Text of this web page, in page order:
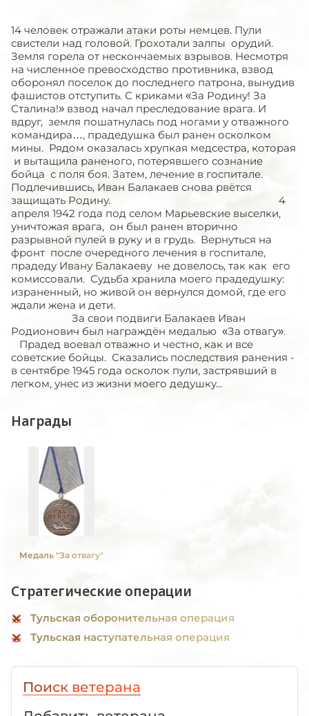
14 человек отражали атаки роты немцев. Пули
свистели над головой. Грохотали залпы орудий.
Земля горела от нескончаемых взрывов. Несмотря
на численное превосходство противника, взвод
оборонял поселок до последнего патрона, вынудив
фашистов отступить. С криками «За Родину! За
Сталина!» взвод начал преследование врага. И
вдруг, земля пошатнулась под ногами у отважного
командира…, прадедушка был ранен осколком
мины. Рядом оказалась хрупкая медсестра, которая
и вытащила раненого, потерявшего сознание
бойца с поля боя. Затем, лечение в госпитале.
Подлечившись, Иван Балакаев снова рвётся
защищать Родину. 4
апреля 1942 года под селом Марьевские выселки,
уничтожая врага, он был ранен вторично
разрывной пулей в руку и в грудь. Вернуться на
фронт после очередного лечения в госпитале,
прадеду Ивану Балакаеву не довелось, так как его
комиссовали. Судьба хранила моего прадедушку:
израненный, но живой он вернулся домой, где его
ждали жена и дети.
За свои подвиги Балакаев Иван
Родионович был награждён медалью «За отвагу».
Прадед воевал отважно и честно, как и все
советские бойцы. Сказались последствия ранения -
в сентябре 1945 года осколок пули, застрявший в
легком, унес из жизни моего дедушку...
Награды
Медаль "За отвагу"
Стратегические операции
Тульская оборонительная операция
Тульская наступательная операция
Поиск ветерана